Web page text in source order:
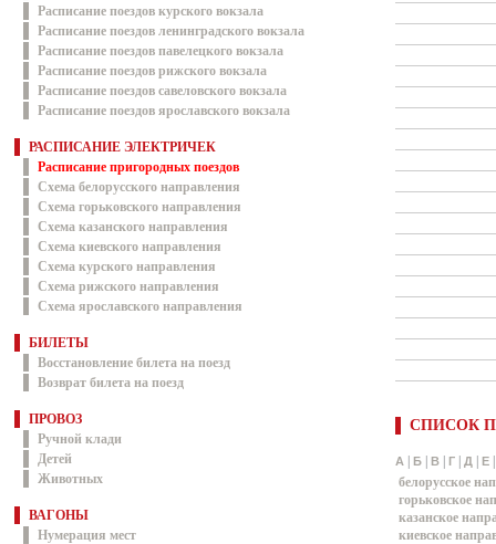
Расписание поездов курского вокзала
Расписание поездов ленинградского вокзала
Расписание поездов павелецкого вокзала
Расписание поездов рижского вокзала
Расписание поездов савеловского вокзала
Расписание поездов ярославского вокзала
РАСПИСАНИЕ ЭЛЕКТРИЧЕК
Расписание пригородных поездов
Схема белорусского направления
Схема горьковского направления
Схема казанского направления
Схема киевского направления
Схема курского направления
Схема рижского направления
Схема ярославского направления
БИЛЕТЫ
Восстановление билета на поезд
Возврат билета на поезд
ПРОВОЗ
Ручной клади
Детей
Животных
ВАГОНЫ
Нумерация мест
СПИСОК
А Б В Г Д Е
белорусское
горьковское
казанское
киевское